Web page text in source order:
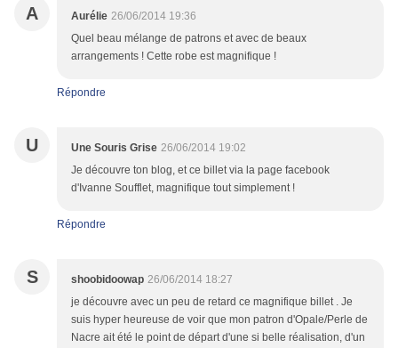
A Aurélie 26/06/2014 19:36
Quel beau mélange de patrons et avec de beaux
arrangements ! Cette robe est magnifique !
Répondre
U Une Souris Grise 26/06/2014 19:02
Je découvre ton blog, et ce billet via la page facebook
d'Ivanne Soufflet, magnifique tout simplement !
Répondre
S shoobidoowap 26/06/2014 18:27
je découvre avec un peu de retard ce magnifique billet . Je
suis hyper heureuse de voir que mon patron d'Opale/Perle de
Nacre ait été le point de départ d'une si belle réalisation, d'un